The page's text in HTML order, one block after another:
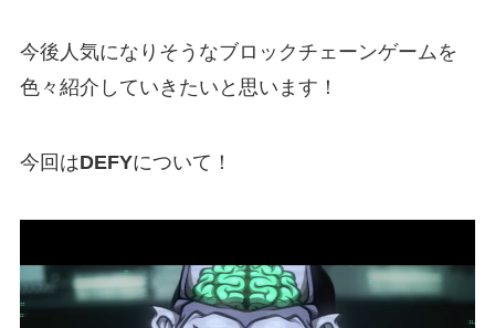
今後人気になりそうなブロックチェーンゲームを
色々紹介していきたいと思います！
今回はDEFYについて！